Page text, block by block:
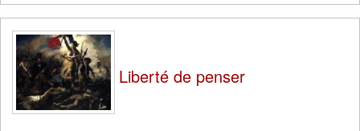
Liberté de penser